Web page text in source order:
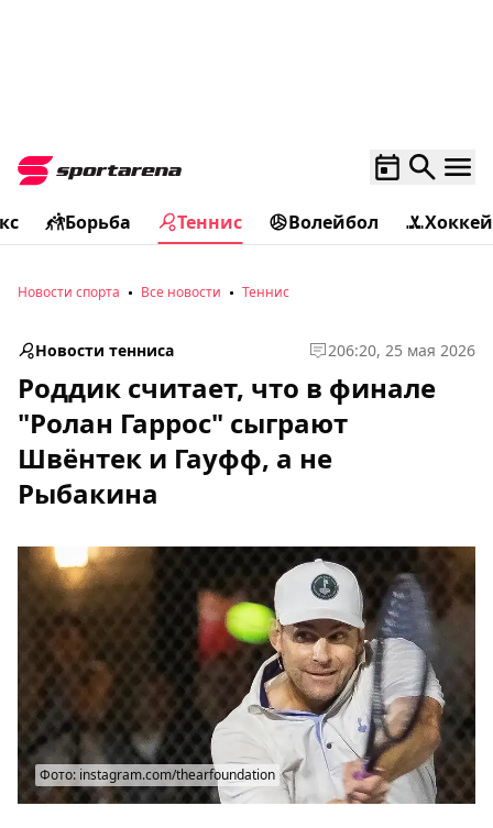
Борьба Теннис Волейбол Хоккей
Новости спорта Все новости Теннис
Новости тенниса 206:20, 25 мая 2026
Роддик считает, что в финале
"Ролан Гаррос" сыграют
Швёнтек и Гауфф, а не
Рыбакина
Фото: instagram.com/thearfoundation